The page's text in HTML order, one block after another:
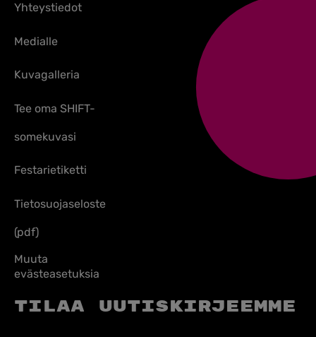
Yhteystiedot
Medialle
Kuvagalleria
Tee oma SHIFT-
somekuvasi
Festarietiketti
Tietosuojaseloste
(pdf)
Muuta
evästeasetuksia
Tilaa uutiskirjeemme